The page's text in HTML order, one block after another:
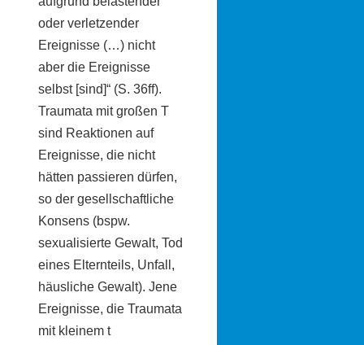
oder verletzender
Ereignisse (…) nicht
aber die Ereignisse
selbst [sind]“ (S. 36ff).
Traumata mit großen T
sind Reaktionen auf
Ereignisse, die nicht
hätten passieren dürfen,
so der gesellschaftliche
Konsens (bspw.
sexualisierte Gewalt, Tod
eines Elternteils, Unfall,
häusliche Gewalt). Jene
Ereignisse, die Traumata
mit kleinem t